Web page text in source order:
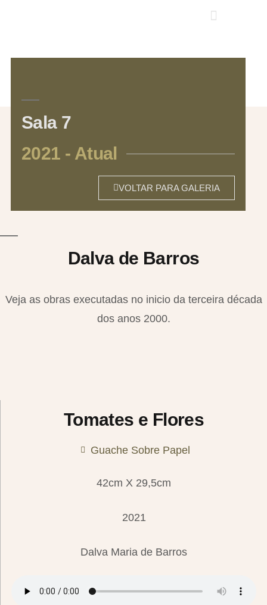
Sala 7
2021 - Atual
VOLTAR PARA GALERIA
Dalva de Barros
Veja as obras executadas no inicio da terceira década
dos anos 2000.
Tomates e Flores
Guache Sobre Papel
42cm X 29,5cm
2021
Dalva Maria de Barros